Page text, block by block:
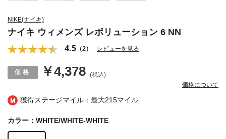
獲得ステージマイル：最大215マイル
NIKE(ナイキ)
ナイキ ウィメンズ レボリューション 6 NN
4.5 （2） レビューを見る
￥4,378 (税込)
価格について
カラー：WHITE/WHITE-WHITE